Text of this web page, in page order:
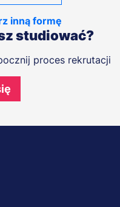
inną formę
studiować?
proces rekrutacji